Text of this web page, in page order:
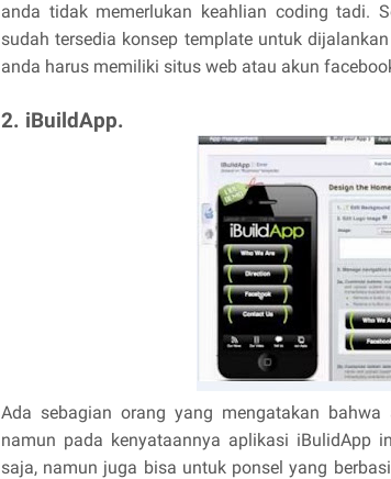
anda tidak memerlukan keahlian coding tadi.
sudah tersedia konsep template untuk
anda harus memiliki situs web atau akun
2. iBuildApp.
Ada sebagian orang yang mengatakan
namun pada kenyataannya aplikasi iBulidApp
saja, namun juga bisa untuk ponsel yang